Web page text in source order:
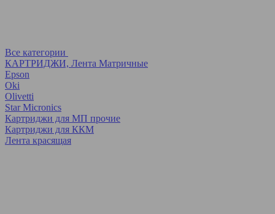
Все категории
КАРТРИДЖИ, Лента Матричные
Epson
Oki
Olivetti
Star Micronics
Картриджи для МП прочие
Картриджи для ККМ
Лента красящая